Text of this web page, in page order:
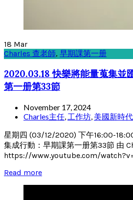
18 Mar
Charles 查老師, 早期課第一册
2020.03.18 快樂將能量蒐集並
第一册第33節
November 17, 2024
Charles主任, 工作坊, 美國新時
星期四 (03/12/2020) 下午16:00-
集成行動：早期課第一册第33節 由
https://www.youtube.com/
Read more